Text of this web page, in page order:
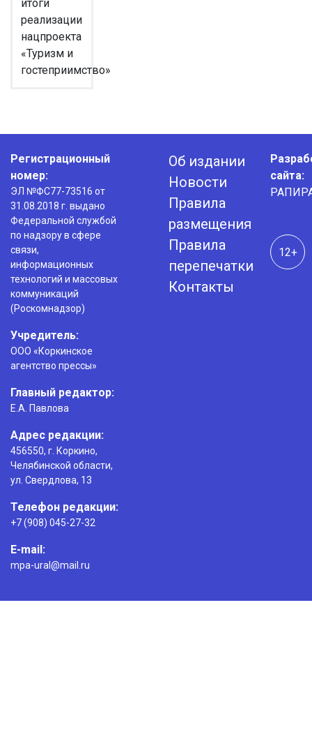
итоги
реализации
нацпроекта
«Туризм и
гостеприимство»
Регистрационный
номер:
ЭЛ №ФС77-73516 от
31.08.2018 г. выдано
Федеральной службой
по надзору в сфере
связи,
информационных
технологий и массовых
коммуникаций
(Роскомнадзор)
Учредитель:
ООО «Коркинское
агентство прессы»
Главный редактор:
Е.А. Павлова
Адрес редакции:
456550, г. Коркино,
Челябинской области,
ул. Свердлова, 13
Телефон редакции:
+7 (908) 045-27-32
E-mail:
mpa-ural@mail.ru
Об издании
Новости
Правила
размещения
Правила
перепечатки
Контакты
сайта:
12+